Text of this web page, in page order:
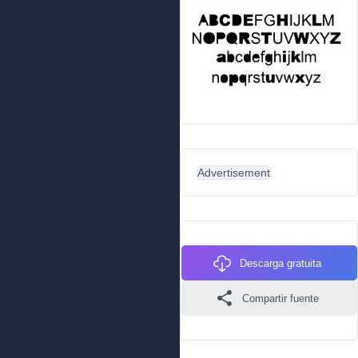
Advertisement
Descarga gratuita
Compartir fuente